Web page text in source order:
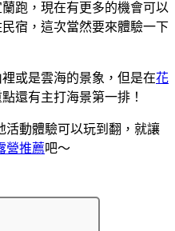
跑，現在有更多的機會可以
宿，這次當然要來體驗一下
或是雲海的景象，但是在花
還有主打海景第一排！
活動體驗可以玩到翻，就讓
營推薦吧～